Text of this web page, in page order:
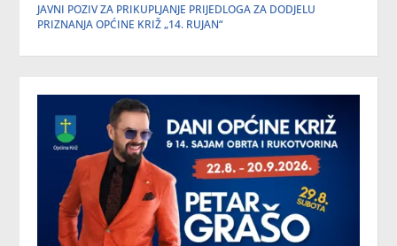
JAVNI POZIV ZA PRIKUPLJANJE PRIJEDLOGA ZA DODJELU
PRIZNANJA OPĆINE KRIŽ „14. RUJAN“